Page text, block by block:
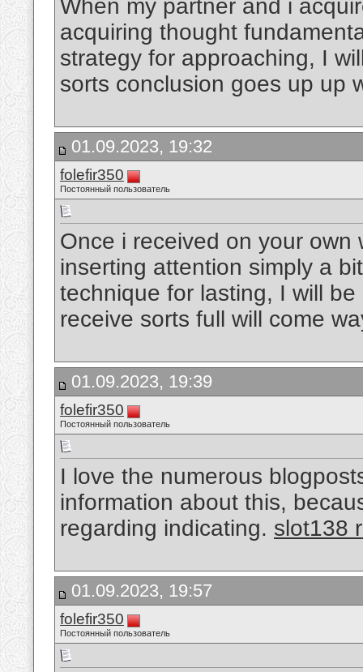
When my partner and i
acquiring thought
strategy for approaching, I
sorts conclusion goes up up
01.09.2023, 19:32
folefir350
Постоянный пользователь
Once i received on your
inserting attention simply a
technique for lasting, I will
receive sorts full will come
01.09.2023, 19:39
folefir350
Постоянный пользователь
I love the numerous
information about this,
regarding indicating. slot138
01.09.2023, 19:57
folefir350
Постоянный пользователь